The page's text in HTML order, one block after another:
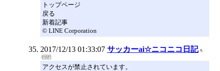
トップページ
戻る
新着記事
© LINE Corporation
2017/12/13 01:33:07 サッカーai☆ニコニコ日記
アクセスが禁止されています。